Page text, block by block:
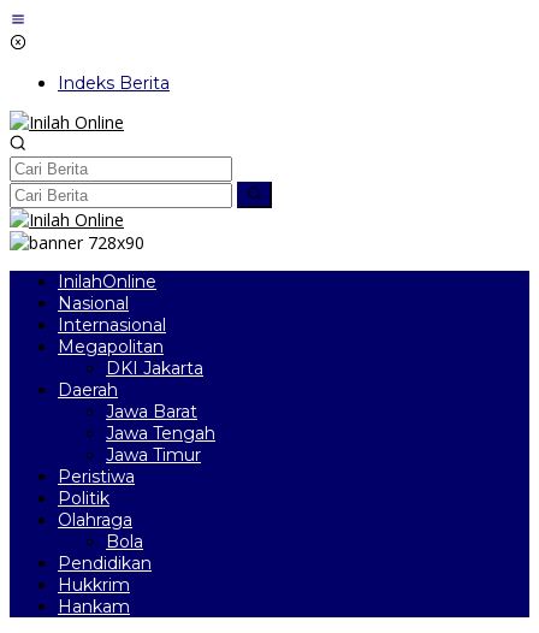
Lewati
ke
Indeks Berita
InilahOnline
Nasional
Internasional
Megapolitan
DKI Jakarta
Daerah
Jawa Barat
Jawa Tengah
Jawa Timur
Peristiwa
Politik
Olahraga
Bola
Pendidikan
Hukkrim
Hankam